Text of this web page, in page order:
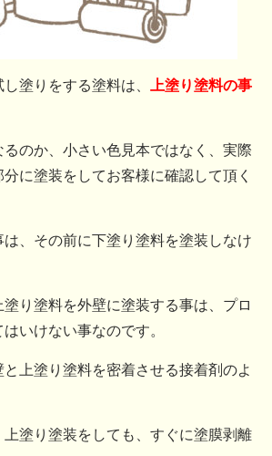
塗りをする塗料は、
上塗り塗料の事
のか、小さい色見本ではなく、実際
に塗装をしてお客様に確認して頂く
は、その前に下塗り塗料を塗装しなけ
り塗料を外壁に塗装する事は、プロ
いけない事なのです。
上塗り塗料を密着させる接着剤のよ
塗り塗装をしても、すぐに塗膜剥離